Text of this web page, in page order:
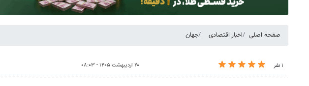
صفحه اصلی اخبار اقتصادی جهان
۱ نفر ۲۰ اردیبهشت ۱۴۰۵ - ۰۸:۰۳